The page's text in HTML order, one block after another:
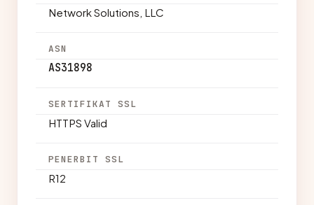
Network Solutions, LLC
ASN
AS31898
SERTIFIKAT SSL
HTTPS Valid
PENERBIT SSL
R12